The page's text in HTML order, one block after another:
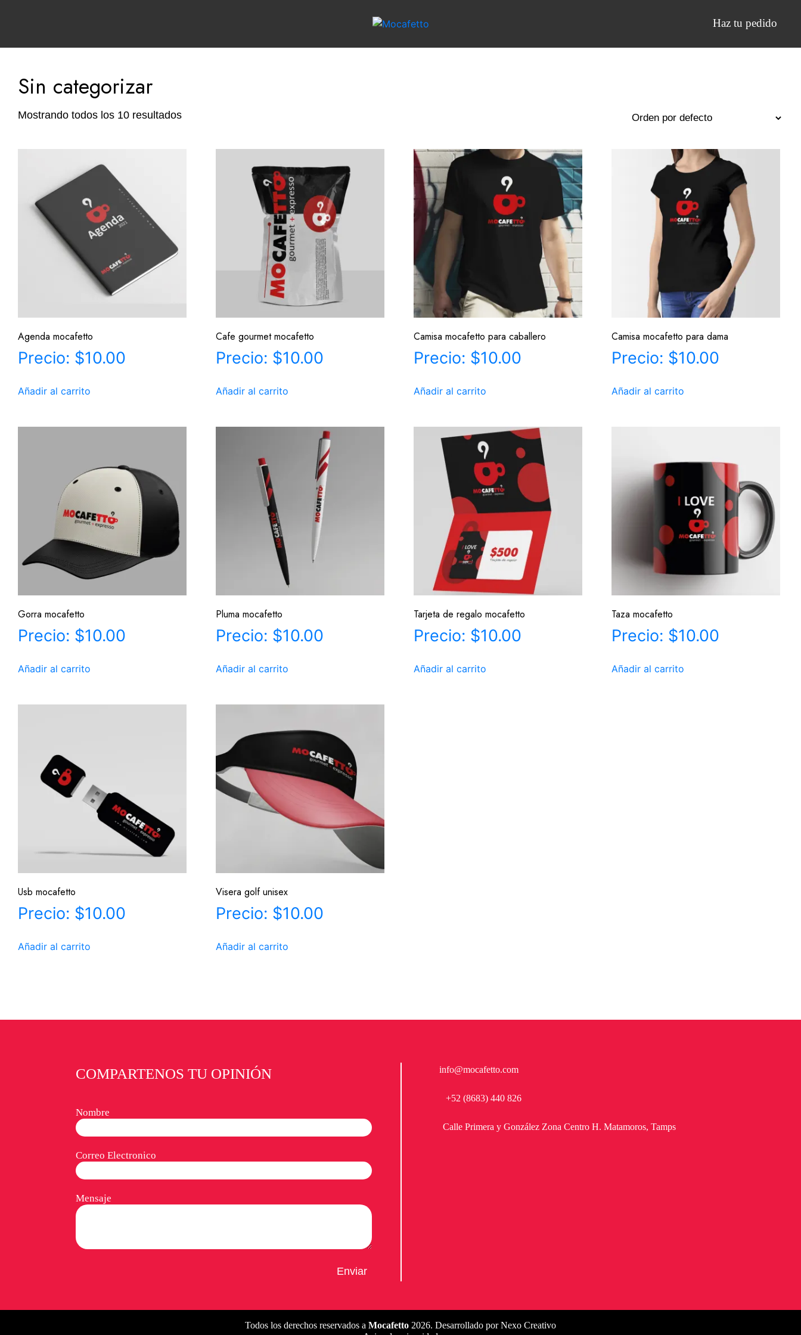
Haz tu pedido
Sin categorizar
Mostrando todos los 10 resultados
Agenda mocafetto
$10.00
Añadir al carrito
Cafe gourmet mocafetto
$10.00
Añadir al carrito
Camisa mocafetto para caballero
$10.00
Añadir al carrito
Camisa mocafetto para dama
$10.00
Añadir al carrito
Gorra mocafetto
$10.00
Añadir al carrito
Pluma mocafetto
$10.00
Añadir al carrito
Tarjeta de regalo mocafetto
$10.00
Añadir al carrito
Taza mocafetto
$10.00
Añadir al carrito
Usb mocafetto
$10.00
Añadir al carrito
Visera golf unisex
$10.00
Añadir al carrito
COMPARTENOS TU OPINIÓN
Nombre
Correo Electronico
Mensaje
info@mocafetto.com
+52 (8683) 440 826
Calle Primera y González Zona Centro H. Matamoros, Tamps
Todos los derechos reservados a Mocafetto 2026. Desarrollado porNexo Creativo